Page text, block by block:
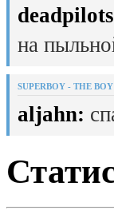
на
SUPERBOY - THE
aljahn: